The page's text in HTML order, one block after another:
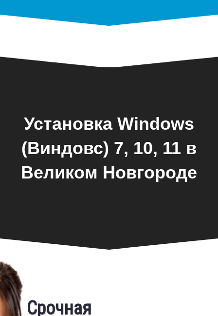
Установка Windows
(Виндовс) 7, 10, 11 в
Великом Новгороде
Срочная
Фирменная гарантия